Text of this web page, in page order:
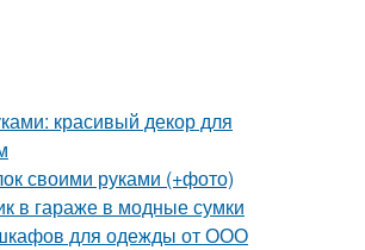
красивый декор для
своими руками (+фото)
в гараже в модные сумки
шкафов для одежды от ООО